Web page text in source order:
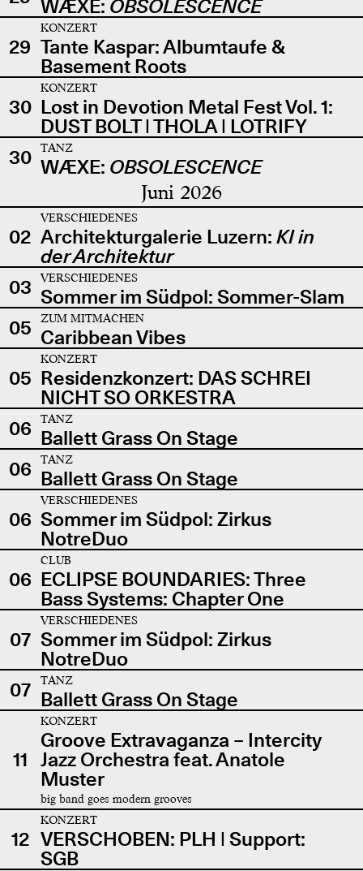
WÆXE: OBSOLESCENCE
29
KONZERT
Tante Kaspar: Albumtaufe &
Basement Roots
30
KONZERT
Lost in Devotion Metal Fest Vol. 1:
DUST BOLT | THOLA | LOTRIFY
30
TANZ
WÆXE: OBSOLESCENCE
Juni 2026
02
VERSCHIEDENES
Architekturgalerie Luzern: KI in
der Architektur
03
VERSCHIEDENES
Sommer im Südpol: Sommer-Slam
05
ZUM MITMACHEN
Caribbean Vibes
05
KONZERT
Residenzkonzert: DAS SCHREI
NICHT SO ORKESTRA
06
TANZ
Ballett Grass On Stage
06
TANZ
Ballett Grass On Stage
06
VERSCHIEDENES
Sommer im Südpol: Zirkus
NotreDuo
06
CLUB
ECLIPSE BOUNDARIES: Three
Bass Systems: Chapter One
07
VERSCHIEDENES
Sommer im Südpol: Zirkus
NotreDuo
07
TANZ
Ballett Grass On Stage
11
KONZERT
Groove Extravaganza – Intercity
Jazz Orchestra feat. Anatole
Muster
big band goes modern grooves
12
KONZERT
VERSCHOBEN: PLH | Support:
SGB